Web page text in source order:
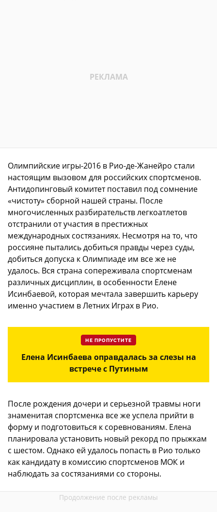
Олимпийские игры-2016 в Рио-де-Жанейро стали
настоящим вызовом для российских спортсменов.
Антидопинговый комитет поставил под сомнение
«чистоту» сборной нашей страны. После
многочисленных разбирательств легкоатлетов
отстранили от участия в престижных
международных состязаниях. Несмотря на то, что
россияне пытались добиться правды через суды,
добиться допуска к Олимпиаде им все же не
удалось. Вся страна сопереживала спортсменам
различных дисциплин, в особенности Елене
Исинбаевой, которая мечтала завершить карьеру
именно участием в Летних Играх в Рио.
НЕ ПРОПУСТИТЕ
Елена Исинбаева оправдалась за слезы на
встрече с Путиным
После рождения дочери и серьезной травмы ноги
знаменитая спортсменка все же успела прийти в
форму и подготовиться к соревнованиям. Елена
планировала установить новый рекорд по прыжкам
с шестом. Однако ей удалось попасть в Рио только
как кандидату в комиссию спортсменов МОК и
наблюдать за состязаниями со стороны.